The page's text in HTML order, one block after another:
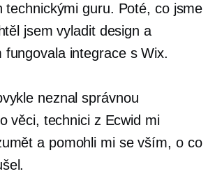
technickými guru. Poté, co jsme
jsem vyladit design a
fungovala integrace s Wix.
neznal správnou
věci, technici z Ecwid mi
a pomohli mi se vším, o co